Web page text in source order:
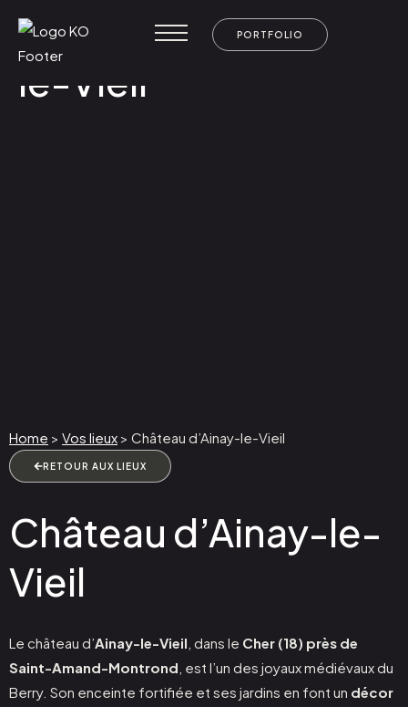
PORTFOLIO
Château d’Ainay-
le-Vieil
Home > Vos lieux > Château d’Ainay-le-Vieil
RETOUR AUX LIEUX
Château d’Ainay-le-
Vieil
Le château d’Ainay-le-Vieil , dans le Cher (18) près de
Saint-Amand-Montrond , est l’un des joyaux médiévaux du
Berry. Son enceinte fortifiée et ses jardins en font un décor